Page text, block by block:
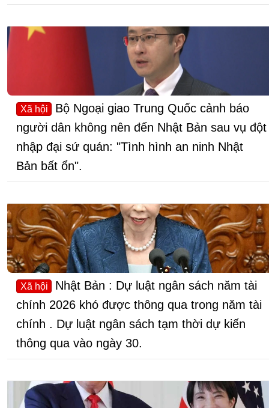
Xã hội
Bộ Ngoại giao Trung Quốc cảnh báo
người dân không nên đến Nhật Bản sau vụ đột
nhập đại sứ quán: "Tình hình an ninh Nhật
Bản bất ổn".
Xã hội
Nhật Bản : Dự luật ngân sách năm tài
chính 2026 khó được thông qua trong năm tài
chính . Dự luật ngân sách tạm thời dự kiến
thông qua vào ngày 30.